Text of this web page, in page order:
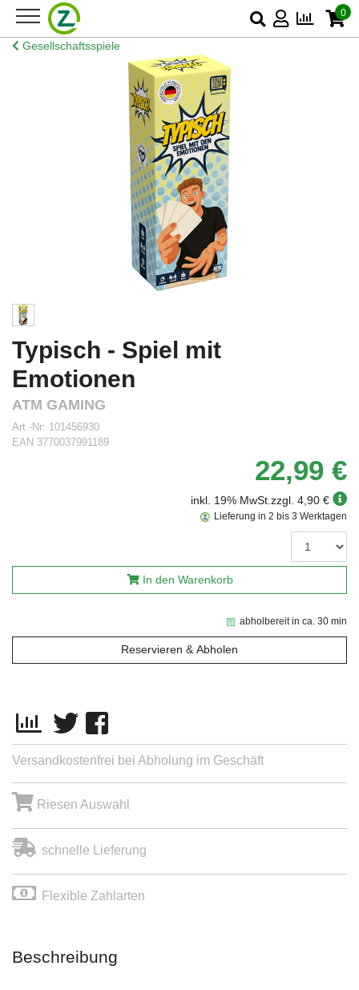
0
Gesellschaftsspiele
Typisch - Spiel mit
Emotionen
ATM GAMING
Art.-Nr: 101456930
EAN 3770037991189
22,99 €
inkl. 19% MwSt.zzgl. 4,90 €
abholbereit in ca. 30 min
Reservieren & Abholen
Lieferung in 2 bis 3 Werktagen
In den Warenkorb
Versandkostenfrei bei Abholung im Geschäft
Riesen Auswahl
schnelle Lieferung
Flexible Zahlarten
Beschreibung